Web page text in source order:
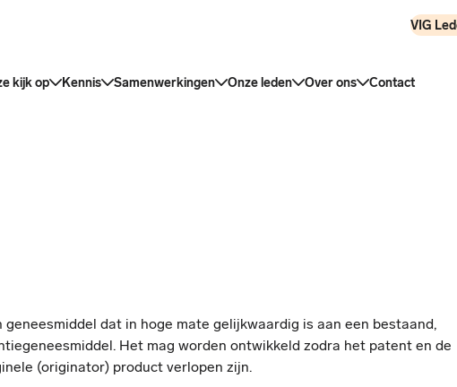
VIG
kijk op Kennis Samenwerkingen Onze leden Over ons Contact
dat in hoge mate gelijkwaardig is aan een bestaand,
Het mag worden ontwikkeld zodra het patent en de
(originator) product verlopen zijn.​